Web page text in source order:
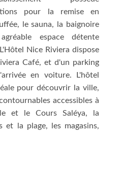
pour la remise en
le sauna, la baignoire
espace détente
Nice Riviera dispose
Café, et d'un parking
en voiture. L'hôtel
pour découvrir la ville,
accessibles à
et le Cours Saléya, la
et la plage, les magasins,